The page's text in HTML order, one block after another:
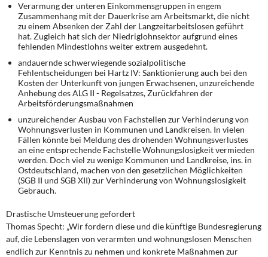
Verarmung der unteren Einkommensgruppen in engem
Zusammenhang mit der Dauerkrise am Arbeitsmarkt, die nicht
zu einem Absenken der Zahl der Langzeitarbeitslosen geführt
hat. Zugleich hat sich der Niedriglohnsektor aufgrund eines
fehlenden Mindestlohns weiter extrem ausgedehnt.
andauerndeschwerwiegende sozialpolitische
Fehlentscheidungen bei Hartz IV: Sanktionierung auch bei den
Kosten der Unterkunft von jungen Erwachsenen, unzureichende
Anhebung des ALG II - Regelsatzes, Zurückfahren der
Arbeitsförderungsmaßnahmen
unzureichender Ausbau von Fachstellen zur Verhinderung von
Wohnungsverlusten in Kommunen und Landkreisen. In vielen
Fällen könnte bei Meldung des drohenden Wohnungsverlustes
an eine entsprechende Fachstelle Wohnungslosigkeit vermieden
werden. Doch viel zu wenige Kommunen und Landkreise, ins. in
Ostdeutschland, machen von den gesetzlichen Möglichkeiten
(SGB II und SGB XII) zur Verhinderung von Wohnungslosigkeit
Gebrauch.
Drastische Umsteuerung gefordert
Thomas Specht: „Wir fordern diese und die künftige Bundesregierung
auf, die Lebenslagen von verarmten und wohnungslosen Menschen
endlich zur Kenntnis zu nehmen und konkrete Maßnahmen zur